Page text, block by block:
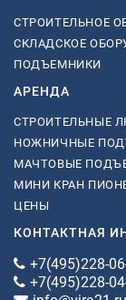
СТРОИТЕЛЬНОЕ
СКЛАДСКОЕ
ПОДЪЕМНИКИ
АРЕНДА
СТРОИТЕЛЬНЫЕ
НОЖНИЧНЫЕ
МАЧТОВЫЕ
МИНИ КРАН
ЦЕНЫ
КОНТАКТНАЯ
+7(495)228-
+7(495)228-